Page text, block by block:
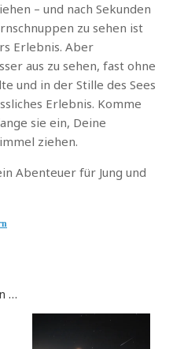
– und nach Sekunden
zu sehen ist
Erlebnis. Aber
aus zu sehen, fast ohne
und in der Stille des Sees
Erlebnis. Komme
sie ein, Deine
ziehen.
Abenteuer für Jung und
…